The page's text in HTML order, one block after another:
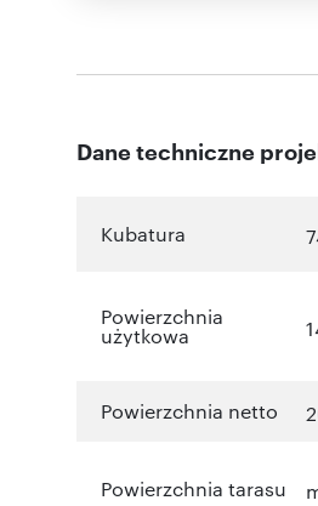
Dane techniczne
Kubatura
Powierzchnia
użytkowa
Powierzchnia netto
Powierzchnia tarasu